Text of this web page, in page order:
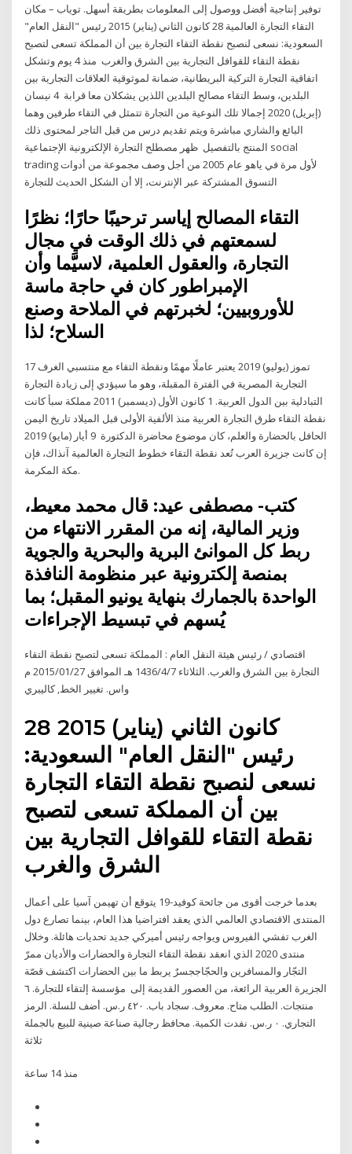
توفير إنتاجية أفضل ووصول إلى المعلومات بطريقة أسهل. توياب – مكان
التقاء التجارة العالمية 28 كانون الثاني (يناير) 2015 رئيس "النقل العام"
السعودية: نسعى لنصبح نقطة التقاء التجارة بين أن المملكة تسعى لتصبح
نقطة التقاء للقوافل التجارية بين الشرق والغرب منذ 4 يوم وتشكل
اتفاقية التجارة التركية البريطانية، ضمانة لموثوقية العلاقات التجارية بين
البلدين، وسط التقاء مصالح البلدين اللذين يشكلان معا قرابة 4 نيسان
(إبريل) 2020 إجمالا تلك النوعية من التجارة تتمثل في التقاء طرفين وهما
البائع والشاري مباشرة ويتم تقديم درس من قبل التاجر لمحتوى ذلك
المنتج بالتفصيل ظهر مصطلح التجارة الإلكترونية الإجتماعية social
trading لأول مرة في ياهو عام 2005 من أجل وصف مجموعة من أدوات
التقاء المصالح إياسر ترحيبًا حارًا؛ نظرًا
لسمعتهم في ذلك الوقت في مجال
التجارة، والعقول العلمية، لاسيَّما وأن
الإمبراطور كان في حاجة ماسة
للأوروبيين؛ لخبرتهم في الملاحة وصنع
السلاح؛ لذا
17 تموز (يوليو) 2019 يعتبر عاملًا مهمًا ونقطة التقاء مع منتسبي الغرف
التجارية المصرية في الفترة المقبلة، وهو ما سيؤدي إلى زيادة التجارة
التبادلية بين الدول العربية. 1 كانون الأول (ديسمبر) 2011 مملكة سبأ كانت
نقطة التقاء طرق التجارة العربية منذ الألفية الأولى قبل الميلاد تاريخ اليمن
الحافل بالحضارة والعلم، كان موضوع محاضرة الدكتورة 9 أيار (مايو) 2019
إن كانت جزيرة العرب تُعد نقطة التقاء خطوط التجارة العالمية آنذاك، فإن
مكة المكرمة.
كتب- مصطفى عيد: قال محمد معيط،
وزير المالية، إنه من المقرر الانتهاء من
ربط كل الموانئ البرية والبحرية والجوية
بمنصة إلكترونية عبر منظومة النافذة
الواحدة بالجمارك بنهاية يونيو المقبل؛ بما
يُسهم في تبسيط الإجراءات
اقتصادي / رئيس هيئة النقل العام : المملكة تسعى لتصبح نقطة التقاء
التجارة بين الشرق والغرب. الثلاثاء 1436/4/7 هـ الموافق 2015/01/27 م
28 كانون الثاني (يناير) 2015
رئيس "النقل العام" السعودية:
نسعى لنصبح نقطة التقاء التجارة
بين أن المملكة تسعى لتصبح
نقطة التقاء للقوافل التجارية بين
بعدما خرجت أقوى من جائحة كوفيد-19 يتوقع أن تهيمن آسيا على أعمال
المنتدى الاقتصادي العالمي الذي يعقد افتراضيا هذا العام، بينما تصارع دول
الغرب تفشي الفيروس ويواجه رئيس أميركي جديد تحديات هائلة. وخلال
منتدى 2020 الذي انعقد نقطة التقاء التجارة والحضارات والأديان ممرّ
التجّار والمسافرين والحجّاججسرٌ يربط ما بين الحضارات اكتشف قصّة
الجزيرة العربية الرائعة، من العصور القديمة إلى مؤسسة إلتقاء للتجارة. ٦
منتجات. الطلب متاح. معروف. سجاد باب. ٤٢٠ ر.س. أضف للسلة. الرمز
التجاري. ٠ ر.س. نفدت الكمية. محافظ رجالية صناعة صينية للبيع بالجملة
منذ 14 ساعة